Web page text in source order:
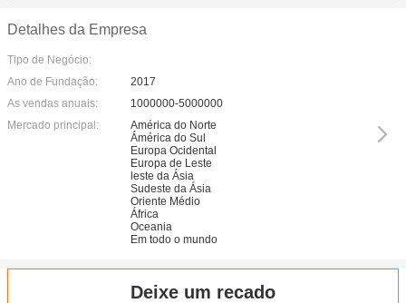
Detalhes da Empresa
Tipo de Negócio:
Ano de Fundação:
2017
As vendas anuais:
1000000-5000000
Mercado principal:
América do Norte
Ámérica do Sul
Europa Ocidental
Europa de Leste
leste da Ásia
Sudeste da Ásia
Oriente Médio
África
Oceania
Em todo o mundo
Deixe um recado